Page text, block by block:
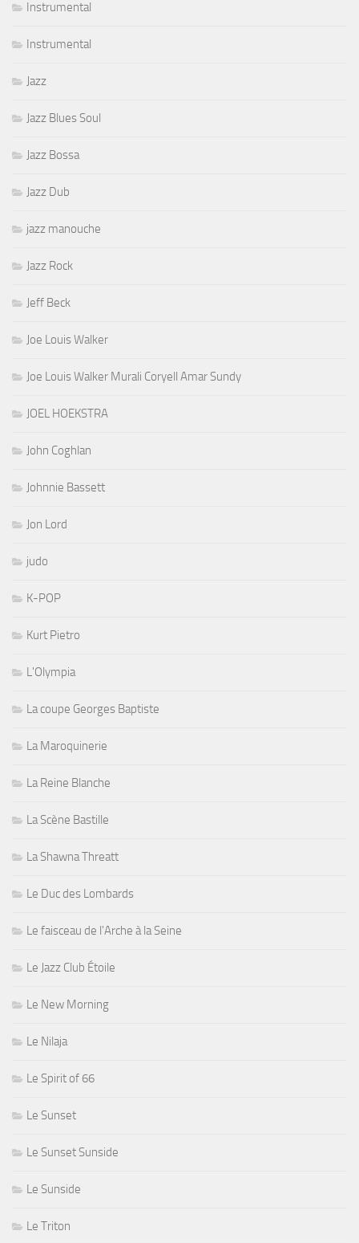
Instrumental
Instrumental
Jazz
Jazz Blues Soul
Jazz Bossa
Jazz Dub
jazz manouche
Jazz Rock
Jeff Beck
Joe Louis Walker
Joe Louis Walker Murali Coryell Amar Sundy
JOEL HOEKSTRA
John Coghlan
Johnnie Bassett
Jon Lord
judo
K-POP
Kurt Pietro
L'Olympia
La coupe Georges Baptiste
La Maroquinerie
La Reine Blanche
La Scène Bastille
La Shawna Threatt
Le Duc des Lombards
Le faisceau de l'Arche à la Seine
Le Jazz Club Étoile
Le New Morning
Le Nilaja
Le Spirit of 66
Le Sunset
Le Sunset Sunside
Le Sunside
Le Triton